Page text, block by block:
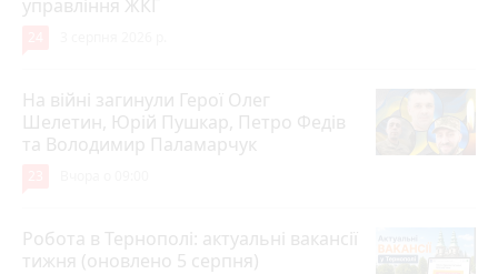
управління ЖКГ
На війні загинули Герої Олег
Шелетин, Юрій Пушкар, Петро Федів
та Володимир Паламарчук
Робота в Тернополі: актуальні вакансії
тижня (оновлено 5 серпня)